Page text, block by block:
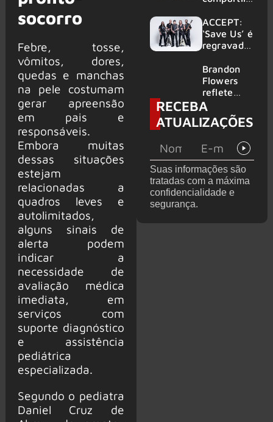
socorro
Febre, tosse,
vômitos, dores,
quedas e manchas
na pele costumam
gerar apreensão
em pais e
responsáveis.
Embora muitas
dessas situações
estejam
relacionadas a
quadros leves e
autolimitados,
alguns sinais de
alerta podem
indicar a
necessidade de
avaliação médica
imediata, em
serviços com
suporte diagnóstico
e assistência
pediátrica
especializada.
Segundo o pediatra
Daniel Cruz de
vivo de
“Fortress”
gravada
am Ring
2026
ACCEPT:
‘Save Us’ é
regravada
membros
do GHOST
e KORN
Brandon
Flowers
reflete
sobre o
futuro e
levanta
de de
deixar os
palcos
RECEBA
ATUALIZAÇÕES
Suas informações são
tratadas com a máxima
confidencialidade e
segurança.